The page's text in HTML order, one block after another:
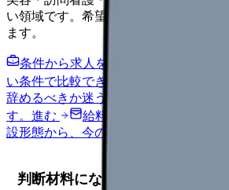
い領域です。希望条件を先に整理する
ます。
条件から求人を見る
夜勤回数・残業
い条件で比較できます。
職場
辞めるべきか迷う前に、悩みの種類と
す。 進む 給料コンパスで比較する
設形態から、今の給料の現在地を確認
判断材料になる一次情報